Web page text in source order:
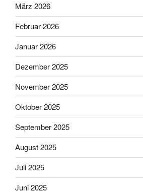
März 2026
Februar 2026
Januar 2026
Dezember 2025
November 2025
Oktober 2025
September 2025
August 2025
Juli 2025
Juni 2025